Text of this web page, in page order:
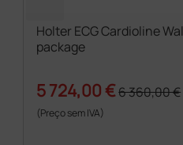
Holter ECG Cardioline
package
5 724,00 €6 360,00 €
(Preço sem IVA)